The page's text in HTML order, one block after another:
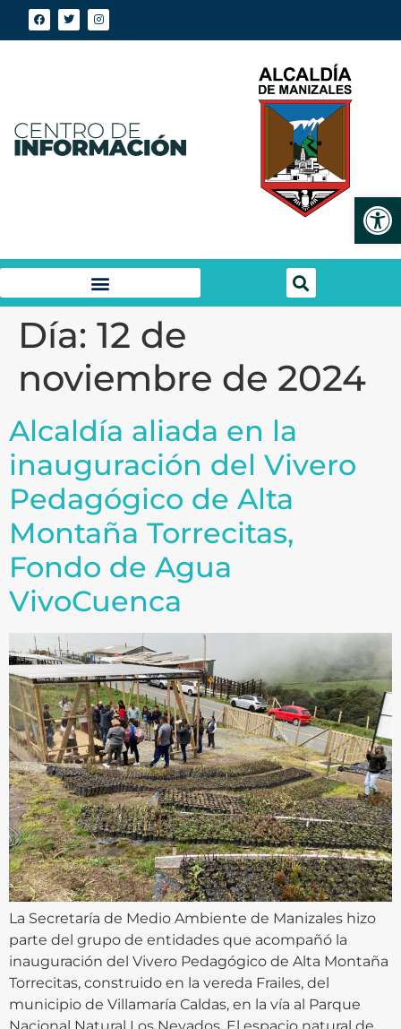
Día: 12 de
noviembre de 2024
Alcaldía aliada en la
inauguración del Vivero
Pedagógico de Alta
Montaña Torrecitas,
Fondo de Agua
VivoCuenca
La Secretaría de Medio Ambiente de Manizales hizo
parte del grupo de entidades que acompañó la
inauguración del Vivero Pedagógico de Alta Montaña
Torrecitas, construido en la vereda Frailes, del
municipio de Villamaría Caldas, en la vía al Parque